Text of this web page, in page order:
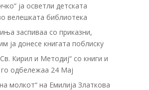
ја осветли детската
велешката библиотека
заспиваа со приказни,
ја донесе книгата поблиску
Кирил и Методиј“ со книги и
одбележаа 24 Мај
молкот“ на Емилија Златкова